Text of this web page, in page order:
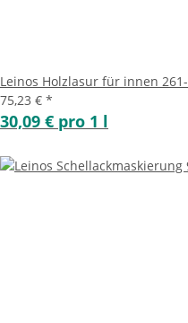
Leinos Holzlasur für innen
75,23 € *
30,09 € pro 1 l